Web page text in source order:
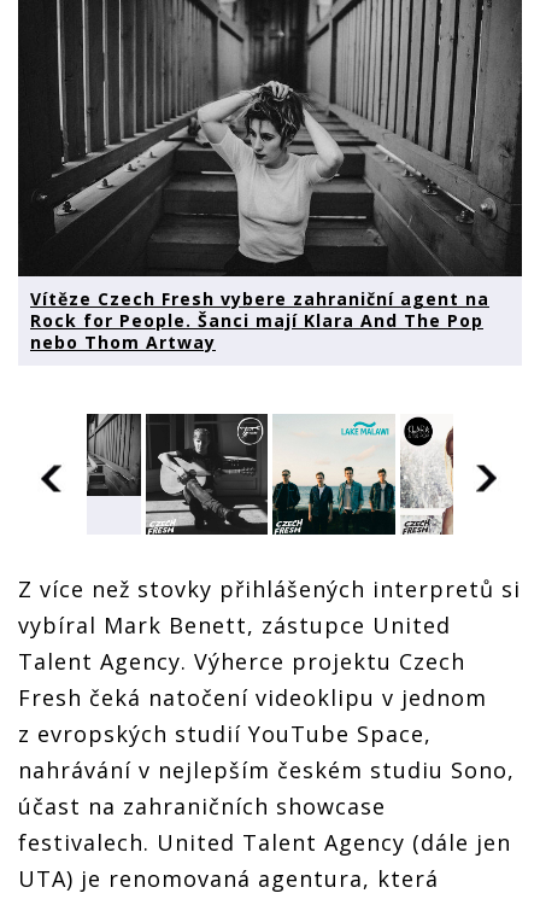
Vítěze Czech Fresh vybere zahraniční agent na
Rock for People. Šanci mají Klara And The Pop
nebo Thom Artway
vybere
agent na
Rock for
People.
Šanci mají
The Pop
nebo
Thom
Artway
Czech
Fresh
vybere
agent na
Rock for
People.
Šanci mají
The Pop
nebo
Thom
Artway
Czech
Fresh
vybere
agent na
Rock for
People.
Šanci mají
The Pop
nebo
Thom
Artway
Czech
Fresh
vybere
agent na
Rock for
People.
Šanci mají
The Pop
Artway
Z více než stovky přihlášených interpretů si
vybíral Mark Benett, zástupce United
Talent Agency. Výherce projektu Czech
Fresh čeká natočení videoklipu v jednom
z evropských studií YouTube Space,
nahrávání v nejlepším českém studiu Sono,
účast na zahraničních showcase
festivalech. United Talent Agency (dále jen
UTA) je renomovaná agentura, která